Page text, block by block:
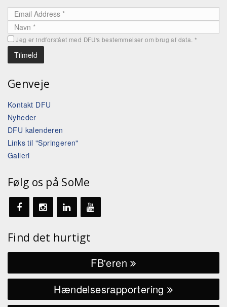
Jeg er indforstået med DFU's bestemmelser om brug af data.*
Genveje
Kontakt DFU
Nyheder
DFU kalenderen
Links til "Springeren"
Galleri
Følg os på SoMe
Find det hurtigt
FB'eren
Hændelsesrapportering